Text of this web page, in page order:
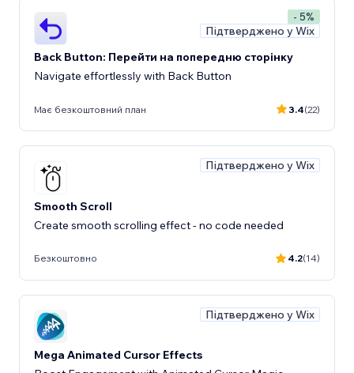
- 5%
Підтверджено у Wix
Back Button: Перейти на попередню сторінку
Navigate effortlessly with Back Button
Має безкоштовний план 3.4(22)
Підтверджено у Wix
Smooth Scroll
Create smooth scrolling effect - no code needed
Безкоштовно 4.2(14)
Підтверджено у Wix
Mega Animated Cursor Effects